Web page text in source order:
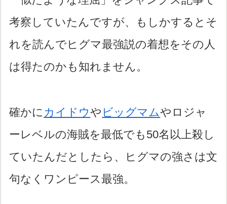
考察していたんですが、もしかするとそ
れを読んでヒグマ最強説の着想をその人
は得たのかも知れません。
確かに カイドウや ビッグマムやロジャ
ーレベルの海賊を最低でも50名以上殺し
ていたんだとしたら、ヒグマの強さは文
句なくワンピース最強。